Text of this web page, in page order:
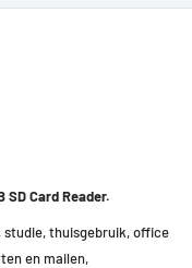
Card Reader.
thuisgebruik, office
en mailen,